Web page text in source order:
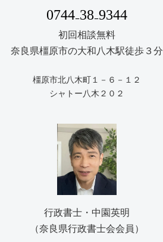
0744₋38₋9344
初回相談無料
奈良県橿原市の大和八木駅徒歩３分
橿原市北八木町１－６－１２
シャトー八木２０２
行政書士・中園英明
（奈良県行政書士会会員）